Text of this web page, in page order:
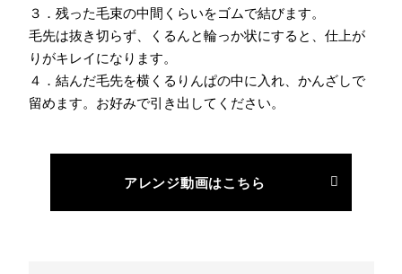
３．残った毛束の中間くらいをゴムで結びます。
毛先は抜き切らず、くるんと輪っか状にすると、仕上が
りがキレイになります。
４．結んだ毛先を横くるりんぱの中に入れ、かんざしで
留めます。お好みで引き出してください。
アレンジ動画はこちら